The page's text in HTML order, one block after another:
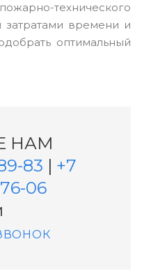
технического
времени и
оптимальный
НАМ
83 | +7
76-06